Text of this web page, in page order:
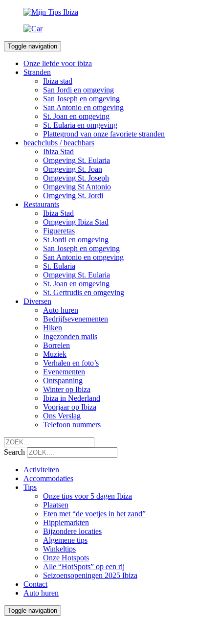
Toggle navigation
Onze liefde voor ibiza
Stranden
Ibiza stad
San Jordi en omgeving
San Joseph en omgeving
San Antonio en omgeving
St. Joan en omgeving
St. Eularia en omgeving
Plattegrond van onze favoriete stranden
beachclubs / beachbars
Ibiza Stad
Omgeving St. Eularia
Omgeving St. Joan
Omgeving St. Joseph
Omgeving St Antonio
Omgeving St. Jordi
Restaurants
Ibiza Stad
Omgeving Ibiza Stad
Figueretas
St Jordi en omgeving
San Joseph en omgeving
San Antonio en omgeving
St. Eularia
Omgeving St. Eularia
St. Joan en omgeving
St. Gertrudis en omgeving
Diversen
Auto huren
Bedrijfsevenementen
Hiken
Ingezonden mails
Borrelen
Muziek
Verhalen en foto’s
Evenementen
Ontspanning
Winter op Ibiza
Ibiza in Nederland
Voorjaar op Ibiza
Ons Verslag
Telefoon nummers
Search
Activiteiten
Accommodaties
Tips
Onze tips voor 5 dagen Ibiza
Plaatsen
Eten met “de voetjes in het zand”
Hippiemarkten
Bijzondere locaties
Algemene tips
Winkeltips
Onze Hotspots
Alle “HotSpots” op een rij
Seizoensopeningen 2025 Ibiza
Contact
Auto huren
Toggle navigation